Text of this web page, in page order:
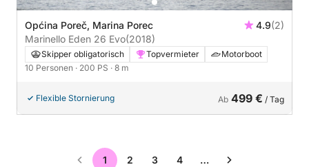
Općina Poreč, Marina Porec 4.9(2)
Marinello Eden 26 Evo(2018)
Skipper obligatorisch Topvermieter
Motorboot
10 Personen · 200 PS · 8 m
Flexible Stornierung Ab 499 € / Tag
1 2 3 4 …